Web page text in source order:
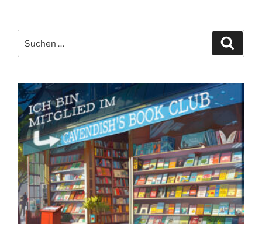
nach: